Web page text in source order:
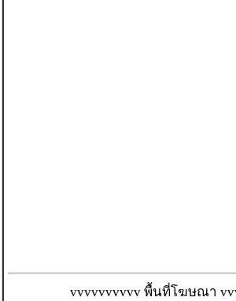
vvvvvvvvvv พื้นที่โฆษณา